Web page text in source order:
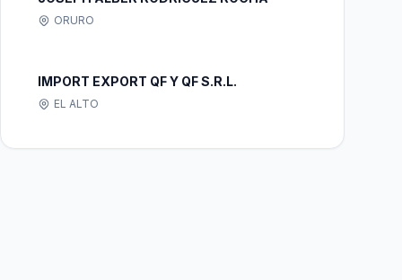
ORURO
IMPORT EXPORT QF Y QF S.R.L.
EL ALTO